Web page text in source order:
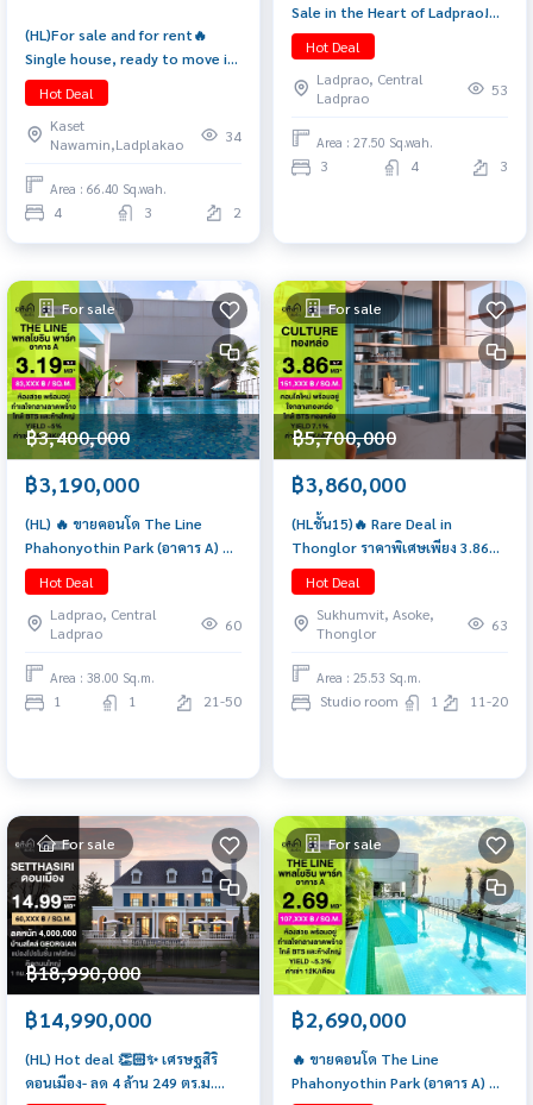
(HL)For sale and for rent🔥
Single house, ready to move in,
close to the expressway. Fully
furnished
Hot Deal
Kaset
Nawamin,Ladplakao
34
Area : 66.40 Sq.wah.
4 3 2
Sale in the Heart of Ladprao!
Best Price!🔥 THE EIGHT
Chatuchak - Ratchada (3
Bedrooms, 4 Bathrooms, 2
Parking Spaces, 27.5 sq.wa., 254
sq.m.) Only 24 MB!! Tel.
0922635410 Earth
Hot Deal
Ladprao, Central
Ladprao
53
Area : 27.50 Sq.wah.
3 4 3
For sale
฿3,400,000
฿3,190,000
(HL) 🔥 ขายคอนโด The Line
Phahonyothin Park (อาคาร A) 🔥
38sqm 1b1b 3.19 ล้านบาท ห้อง
สวยมาก เจ้าของอยู่เอง
Hot Deal
Ladprao, Central
Ladprao
60
Area : 38.00 Sq.m.
1 1 21-50
For sale
฿5,700,000
฿3,860,000
(HLชั้น15)🔥 Rare Deal in
Thonglor ราคาพิเศษเพียง 3.86
ล้าน 📲 𝟎𝟔𝟒-𝟕𝟗𝟒𝟒𝟐𝟔𝟑(คุณน้ำ)
Hot Deal
Sukhumvit, Asoke,
Thonglor
63
Area : 25.53 Sq.m.
Studio room 1 11-20
For sale
฿18,990,000
฿14,990,000
(HL) Hot deal 👏🏻✨ เศรษฐสิริ
ดอนเมือง- ลด 4 ล้าน 249 ตร.ม.
For sale
฿2,690,000
🔥 ขายคอนโด The Line
Phahonyothin Park (อาคาร A) 🔥